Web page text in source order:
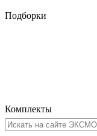
Подборки
Комплекты